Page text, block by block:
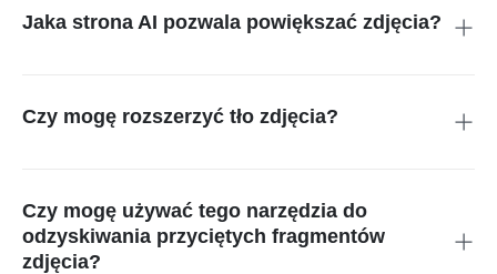
wypełnia przestrzeń pomiędzy nimi na podstawie kontekstu –
tworząc spójny, naturalny obraz.
Jaka strona AI pozwala powiększać zdjęcia?
zniekształceń, w tym także odkadrowywać fotografie.
Czy mogę rozszerzyć tło zdjęcia?
Czy mogę używać tego narzędzia do
odzyskiwania przyciętych fragmentów
zdjęcia?